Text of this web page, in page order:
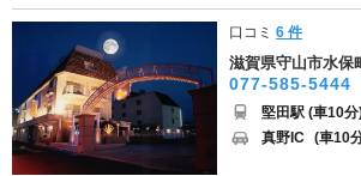
口コミ6 件
滋賀県守山市水保
077-585-5444
堅田駅 (車10分
真野IC (車10